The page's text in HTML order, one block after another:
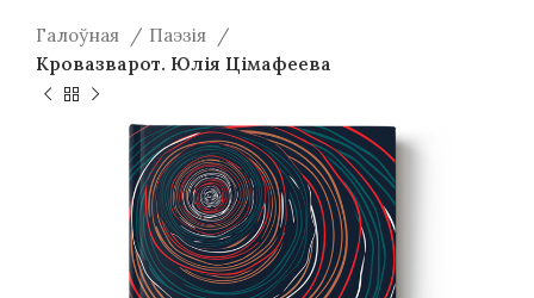
Галоўная
Паэзія
Кровазварот. Юлія Цімафеева